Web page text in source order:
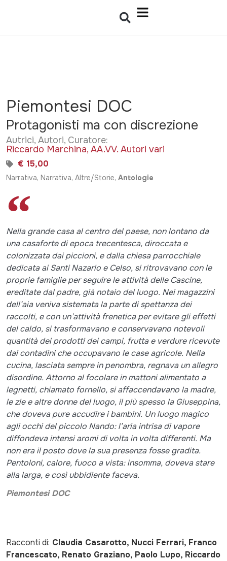
Piemontesi DOC
Protagonisti ma con discrezione
Autrici, Autori, Curatore:
Riccardo Marchina,AA.VV. Autori vari
€ 15,00
Narrativa, Narrativa, Altre/Storie, Antologie
Nella grande casa al centro del paese, non lontano da
una casaforte di epoca trecentesca, diroccata e
colonizzata dai piccioni, e dalla chiesa parrocchiale
dedicata ai Santi Nazario e Celso, si ritrovavano con le
proprie famiglie per seguire le attività delle Cascine,
ereditate dal padre, già notaio del luogo. Nei magazzini
dell’aia veniva sistemata la parte di spettanza dei
raccolti, e con un’attività frenetica per evitare gli effetti
del caldo, si trasformavano e conservavano notevoli
quantità dei prodotti dei campi, frutta e verdure ricevute
dai contadini che occupavano le case agricole. Nella
cucina, lasciata sempre in penombra, regnava un allegro
disordine. Attorno al focolare in mattoni alimentato a
legnetti, chiamato fornello, si affaccendavano la madre,
le zie e altre donne del luogo, il più spesso la Giuseppina,
che doveva pure accudire i bambini. Un luogo magico
agli occhi del piccolo Nando: l’aria intrisa di vapore
diffondeva intensi aromi di volta in volta differenti. Ma
non era il posto dove la sua presenza fosse gradita.
Pentoloni, calore, fuoco a vista: insomma, doveva stare
alla larga, e così ubbidiente faceva.
Piemontesi DOC
Racconti di: Claudia Casarotto, Nucci Ferrari, Franco
Francescato, Renato Graziano, Paolo Lupo, Riccardo